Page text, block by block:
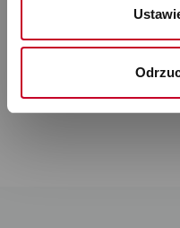
celu personalizacji
skuteczności kampanii